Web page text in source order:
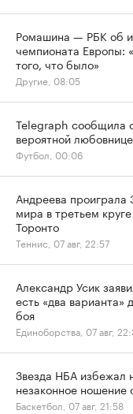
Ромашина — РБК об
чемпионата Европы:
того, что было»
Другие, 08:05
Telegraph сообщила
вероятной
Футбол, 00:06
Андреева проиграла
мира в третьем
Торонто
Теннис, 07 авг, 22:57
Александр Усик
есть «два варианта»
боя
Единоборства, 07 авг,
Звезда НБА избежал
незаконное ношение
Баскетбол, 07 авг, 21:58